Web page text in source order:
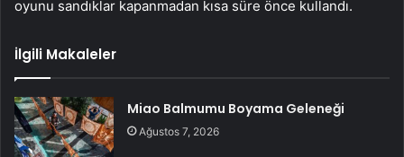
oyunu sandıklar kapanmadan kısa süre önce kullandı.
İlgili Makaleler
Miao Balmumu Boyama Geleneği
Ağustos 7, 2026